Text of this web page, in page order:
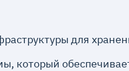
для
который